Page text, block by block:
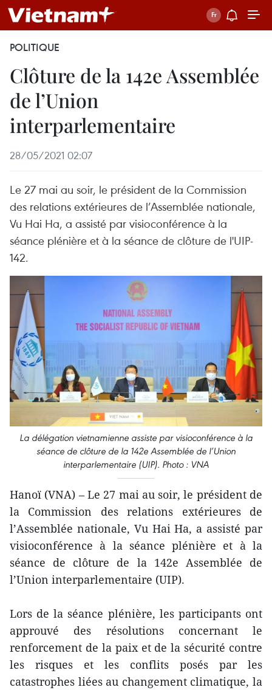
POLITIQUE
Clôture de la 142e Assemblée
de l’Union
interparlementaire
28/05/2021 02:07
Le 27 mai au soir, le président de la Commission
des relations extérieures de l’Assemblée nationale,
Vu Hai Ha, a assisté par visioconférence à la
séance plénière et à la séance de clôture de l'UIP-
142.
La délégation vietnamienne assiste par visioconférence à la
séance de clôture de la 142e Assemblée de l’Union
interparlementaire (UIP). Photo : VNA
Hanoï (VNA) – Le 27 mai au soir, le président de
la Commission des relations extérieures de
l’Assemblée nationale, Vu Hai Ha, a assisté par
visioconférence à la séance plénière et à la
séance de clôture de la 142e Assemblée de
l’Union interparlementaire (UIP).
Lors de la séance plénière, les participants ont
approuvé des résolutions concernant le
renforcement de la paix et de la sécurité contre
les risques et les conflits posés par les
catastrophes liées au changement climatique, la